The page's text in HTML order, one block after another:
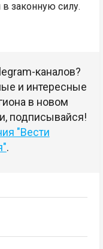
законную силу.
каналов?
и интересные
в новом
подписывайся!
"Вести
.